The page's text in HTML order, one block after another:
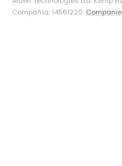
Compañía: 14561220.